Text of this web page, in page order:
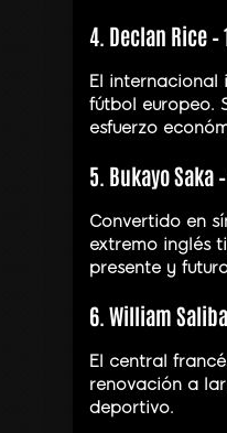
4. Declan Rice
El internacional
fútbol europeo.
esfuerzo
5. Bukayo Saka
Convertido en
extremo inglés
presente y
6. William
El central
renovación a
deportivo.